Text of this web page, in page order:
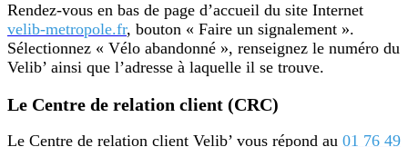
Rendez-vous en bas de page d’accueil du site Internet
velib-metropole.fr, bouton « Faire un signalement ».
Sélectionnez « Vélo abandonné », renseignez le numéro du
Velib’ ainsi que l’adresse à laquelle il se trouve.
Le Centre de relation client (CRC)
Le Centre de relation client Velib’ vous répond au 01 76 49